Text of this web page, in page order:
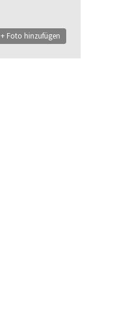
+ Foto hinzufügen